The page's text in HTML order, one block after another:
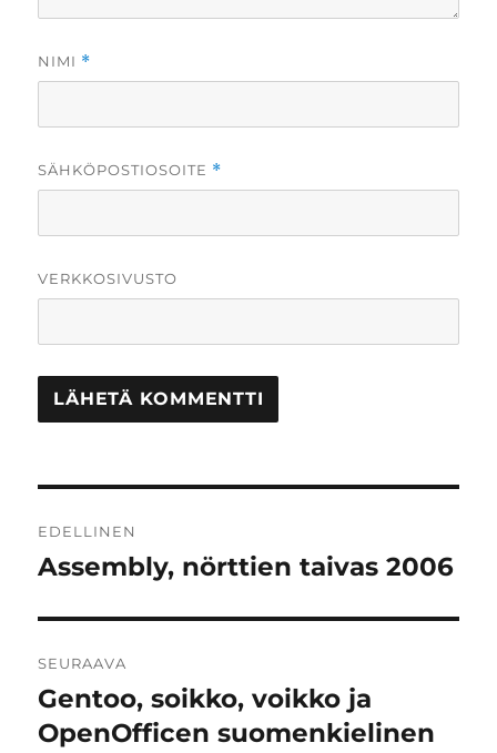
NIMI *
SÄHKÖPOSTIOSOITE *
VERKKOSIVUSTO
selaus
EDELLINEN
Edellinen
Assembly, nörttien taivas 2006
SEURAAVA
Seuraava
artikkeli:
Gentoo, soikko, voikko ja
OpenOfficen suomenkielinen